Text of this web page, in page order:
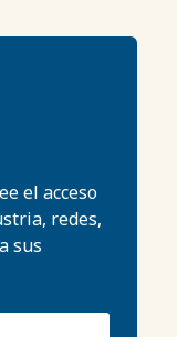
el acceso
redes,
sus